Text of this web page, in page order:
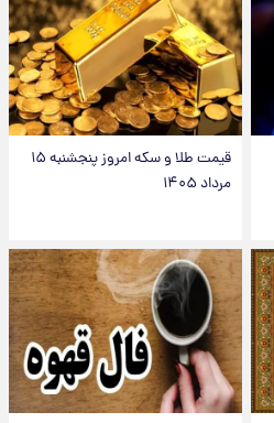
قیمت طلا و سکه امروز پنجشنبه ۱۵
مرداد ۱۴۰۵